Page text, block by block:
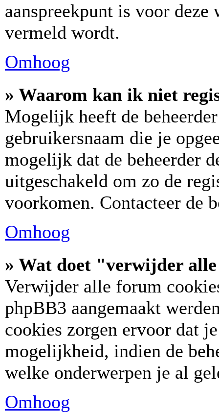
aanspreekpunt is voor
vermeld wordt.
Omhoog
» Waarom kan ik niet
Mogelijk heeft de
gebruikersnaam die je
mogelijk dat de beheerder
uitgeschakeld om zo de
voorkomen. Contacteer de
Omhoog
» Wat doet "verwijder
Verwijder alle forum
phpBB3 aangemaakt
cookies zorgen ervoor dat
mogelijkheid, indien de
welke onderwerpen je al
Omhoog